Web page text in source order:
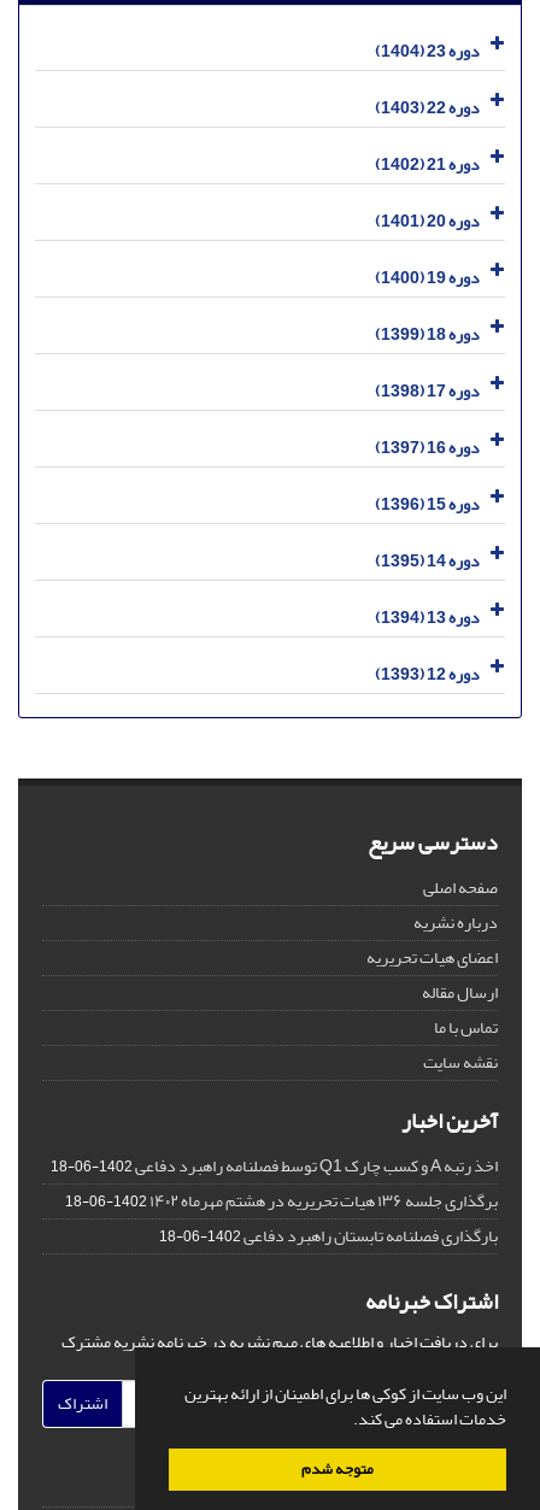
این وب سایت از کوکی ها برای اطمینان از ارائه بهترین
خدمات استفاده می کند.
متوجه شدم
دوره 23 (1404)
دوره 22 (1403)
دوره 21 (1402)
دوره 20 (1401)
دوره 19 (1400)
دوره 18 (1399)
دوره 17 (1398)
دوره 16 (1397)
دوره 15 (1396)
دوره 14 (1395)
دوره 13 (1394)
دوره 12 (1393)
دسترسی سریع
صفحه اصلی
درباره نشریه
اعضای هیات تحریریه
ارسال مقاله
تماس با ما
نقشه سایت
آخرین اخبار
اخذ رتبه A و کسب چارک Q1 توسط فصلنامه راهبرد دفاعی 1402-06-18
برگذاری جلسه ۱۳۶ هیات تحریریه در هشتم مهرماه ۱۴۰۲ 1402-06-18
بارگذاری فصلنامه تابستان راهبرد دفاعی1402-06-18
اشتراک خبرنامه
برای دریافت اخبار و اطلاعیه های مهم نشریه در خبرنامه نشریه مشترک
اشتراک